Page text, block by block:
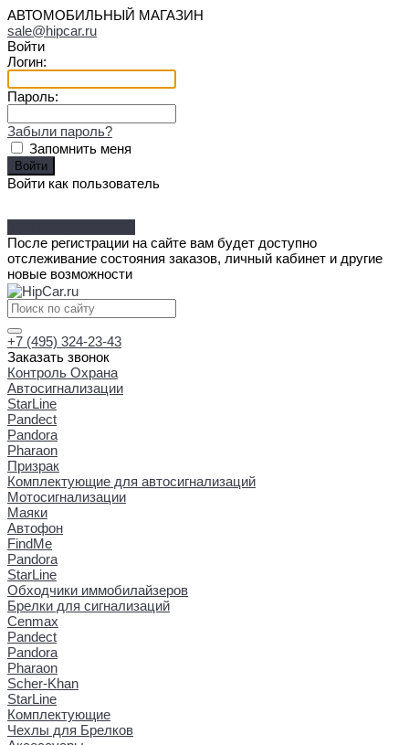
АВТОМОБИЛЬНЫЙ МАГАЗИН
sale@hipcar.ru
Войти
Логин:
Пароль:
Забыли пароль?
Запомнить меня
Войти как пользователь
После регистрации на сайте вам будет доступно
отслеживание состояния заказов, личный кабинет и другие
новые возможности
+7 (495) 324-23-43
Заказать звонок
Контроль Охрана
Автосигнализации
StarLine
Pandect
Pandora
Pharaon
Призрак
Комплектующие для автосигнализаций
Мотосигнализации
Маяки
Автофон
FindMe
Pandora
StarLine
Обходчики иммобилайзеров
Брелки для сигнализаций
Cenmax
Pandect
Pandora
Pharaon
Scher-Khan
StarLine
Комплектующие
Чехлы для Брелков